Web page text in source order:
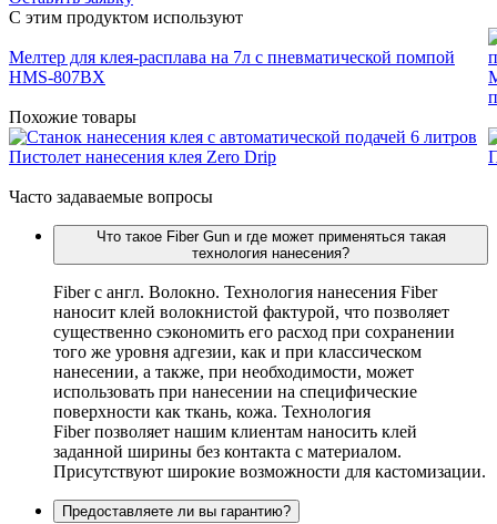
C этим продуктом используют
Мелтер для клея-расплава на 7л с пневматической помпой
HMS-807BX
Похожие товары
Пистолет нанесения клея Zero Drip
Часто задаваемые вопросы
Что такое Fiber Gun и где может применяться такая
технология нанесения?
Fiber c англ. Волокно. Технология нанесения Fiber
наносит клей волокнистой фактурой, что позволяет
существенно сэкономить его расход при сохранении
того же уровня адгезии, как и при классическом
нанесении, а также, при необходимости, может
использовать при нанесении на специфические
поверхности как ткань, кожа. Технология
Fiber позволяет нашим клиентам наносить клей
заданной ширины без контакта с материалом.
Присутствуют широкие возможности для кастомизации.
Предоставляете ли вы гарантию?